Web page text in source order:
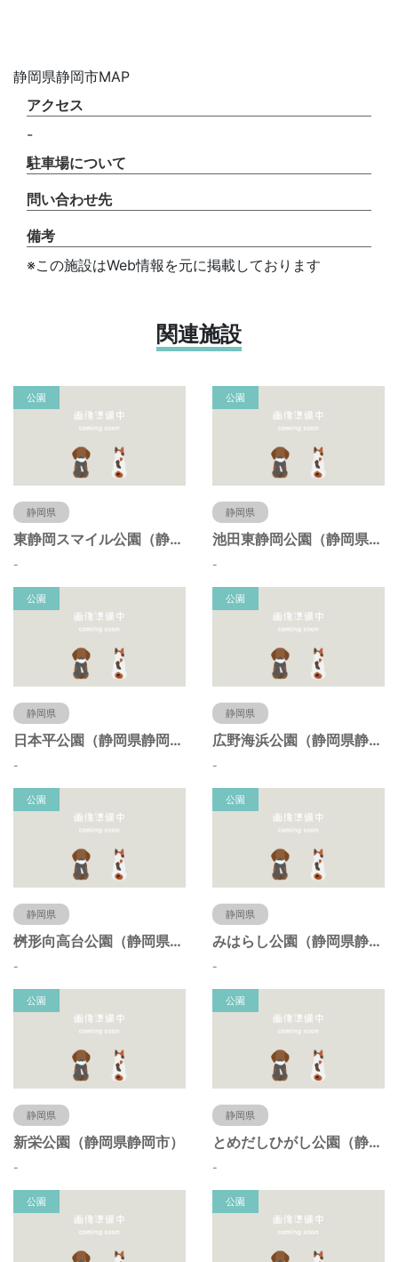
静岡県静岡市MAP
アクセス
-
駐車場について
問い合わせ先
備考
※この施設はWeb情報を元に掲載しております
関連施設
公園
静岡県
東静岡スマイル公園（静岡県静岡市）
-
公園
静岡県
池田東静岡公園（静岡県静岡市）
-
公園
静岡県
日本平公園（静岡県静岡市）
-
公園
静岡県
広野海浜公園（静岡県静岡市）
-
公園
静岡県
桝形向高台公園（静岡県静岡市）
-
公園
静岡県
みはらし公園（静岡県静岡市）
-
公園
静岡県
新栄公園（静岡県静岡市）
-
公園
静岡県
とめだしひがし公園（静岡県静岡市）
-
公園 公園